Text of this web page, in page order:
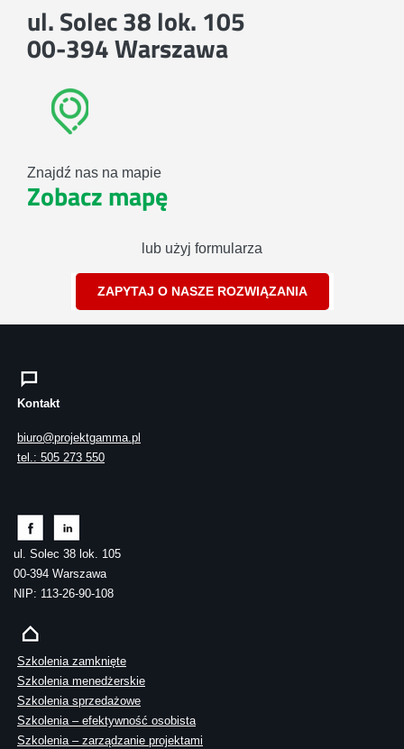
ul. Solec 38 lok. 105
00-394 Warszawa
Znajdź nas na mapie
Zobacz mapę
lub użyj formularza
ZAPYTAJ O NASZE ROZWIĄZANIA
Kontakt
biuro@projektgamma.pl
tel.: 505 273 550
ul. Solec 38 lok. 105
00-394 Warszawa
NIP: 113-26-90-108
Szkolenia zamknięte
Szkolenia menedżerskie
Szkolenia sprzedażowe
Szkolenia – efektywność osobista
Szkolenia – zarządzanie projektami